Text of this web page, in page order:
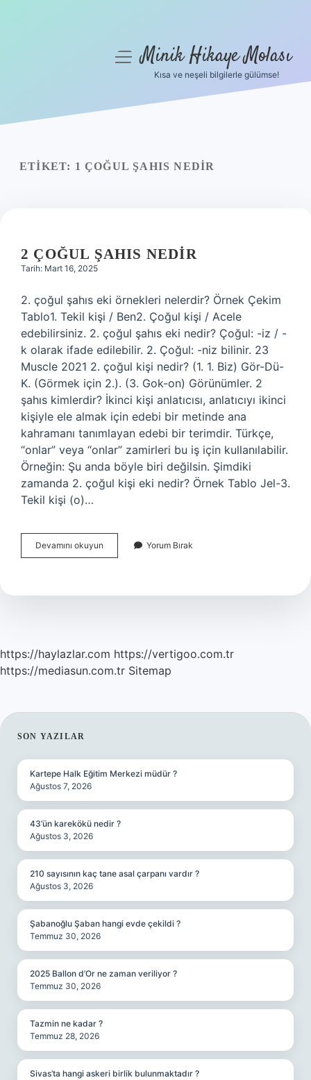
Yasal Uyarı
menüyüMinik Hikaye Molası
Kısa ve neşeli bilgilerle gülümse!
ETIKET: 1 ÇOĞUL ŞAHIS NEDIR
2 ÇOĞUL ŞAHIS NEDIR
Tarih: Mart 16, 2025
2. çoğul şahıs eki örnekleri nelerdir? Örnek Çekim
Tablo1. Tekil kişi / Ben2. Çoğul kişi / Acele
edebilirsiniz. 2. çoğul şahıs eki nedir? Çoğul: -iz / -
k olarak ifade edilebilir. 2. Çoğul: -niz bilinir. 23
Muscle 2021 2. çoğul kişi nedir? (1. 1. Biz) Gör-Dü-
K. (Görmek için 2.). (3. Gok-on) Görünümler. 2
şahıs kimlerdir? İkinci kişi anlatıcısı, anlatıcıyı ikinci
kişiyle ele almak için edebi bir metinde ana
kahramanı tanımlayan edebi bir terimdir. Türkçe,
“onlar” veya “onlar” zamirleri bu iş için kullanılabilir.
Örneğin: Şu anda böyle biri değilsin. Şimdiki
zamanda 2. çoğul kişi eki nedir? Örnek Tablo Jel-3.
Tekil kişi (o)…
Devamını okuyun
Çoğul
Yorum Bırak
https://haylazlar.com https://vertigoo.com.tr
https://mediasun.com.tr Sitemap
SIDEBAR
SON YAZILAR
Kartepe Halk Eğitim Merkezi müdür ?
Ağustos 7, 2026
43’ün karekökü nedir ?
Ağustos 3, 2026
210 sayısının kaç tane asal çarpanı vardır ?
Ağustos 3, 2026
Şabanoğlu Şaban hangi evde çekildi ?
Temmuz 30, 2026
2025 Ballon d’Or ne zaman veriliyor ?
Temmuz 30, 2026
Tazmin ne kadar ?
Temmuz 28, 2026
Sivas’ta hangi askeri birlik bulunmaktadır ?